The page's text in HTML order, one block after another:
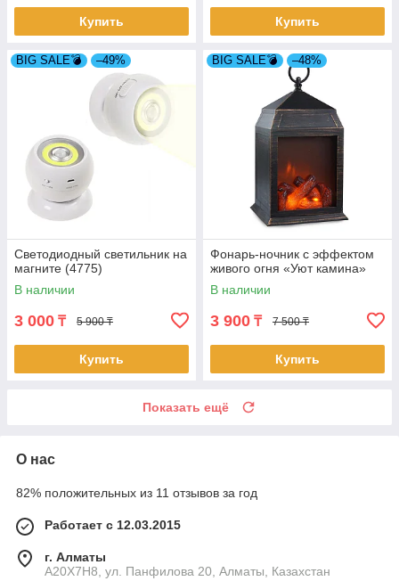
Купить Купить
BIG SALE💣 –49%
Светодиодный светильник на
магните (4775)
В наличии
3 000 ₸ 5 900 ₸
Купить
BIG SALE💣 –48%
Фонарь-ночник с эффектом
живого огня «Уют камина»
В наличии
3 900 ₸ 7 500 ₸
Купить
Показать ещё
О нас
82% положительных из 11 отзывов за год
Работает с 12.03.2015
г. Алматы
A20X7H8, ул. Панфилова 20, Алматы, Казахстан